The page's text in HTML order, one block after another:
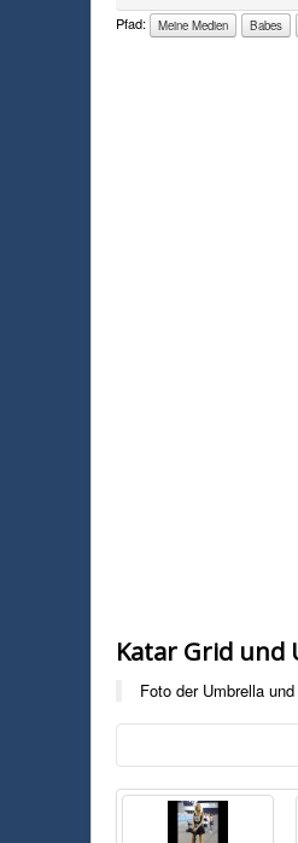
Pfad: Meine Medien Babes
Katar Grid und
Foto der Umbrella
Foto:Unbekannt
Foto der Umbrella und